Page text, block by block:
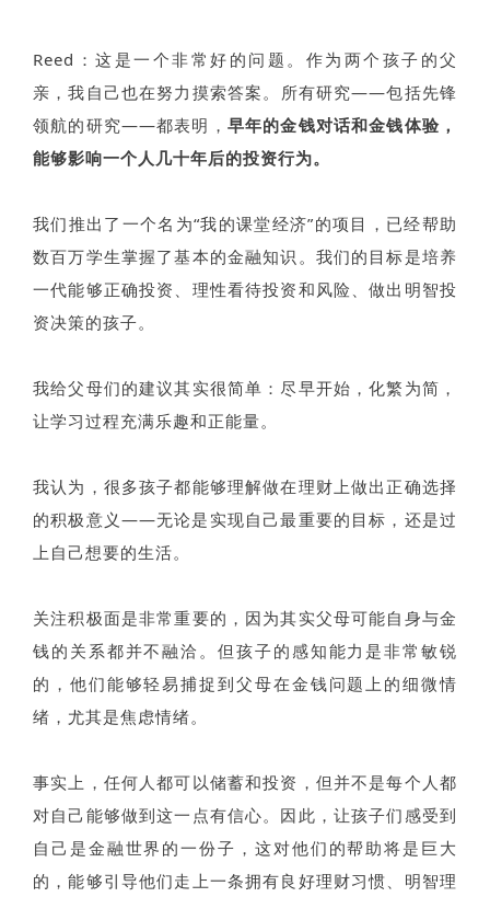
Reed：这是一个非常好的问题。作为两个孩子的父
亲，我自己也在努力摸索答案。所有研究——包括先锋
领航的研究——都表明， 早年的金钱对话和金钱体验，
能够影响一个人几十年后的投资行为。
我们推出了一个名为“我的课堂经济”的项目，已经帮助
数百万学生掌握了基本的金融知识。我们的目标是培养
一代能够正确投资、理性看待投资和风险、做出明智投
资决策的孩子。
我给父母们的建议其实很简单：尽早开始，化繁为简，
让学习过程充满乐趣和正能量。
我认为，很多孩子都能够理解做在理财上做出正确选择
的积极意义——无论是实现自己最重要的目标，还是过
上自己想要的生活。
关注积极面是非常重要的，因为其实父母可能自身与金
钱的关系都并不融洽。但孩子的感知能力是非常敏锐
的，他们能够轻易捕捉到父母在金钱问题上的细微情
绪，尤其是焦虑情绪。
事实上，任何人都可以储蓄和投资，但并不是每个人都
对自己能够做到这一点有信心。因此，让孩子们感受到
自己是金融世界的一份子，这对他们的帮助将是巨大
的，能够引导他们走上一条拥有良好理财习惯、明智理